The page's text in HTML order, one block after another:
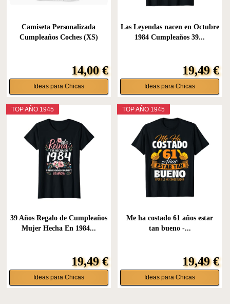
Camiseta Personalizada
Cumpleaños Coches (XS)
14,00 €
Ideas para Chicas
Las Leyendas nacen en Octubre
1984 Cumpleaños 39...
19,49 €
Ideas para Chicas
TOP AÑO 1945
39 Años Regalo de Cumpleaños
Mujer Hecha En 1984...
19,49 €
Ideas para Chicas
TOP AÑO 1945
Me ha costado 61 años estar
tan bueno -...
19,49 €
Ideas para Chicas